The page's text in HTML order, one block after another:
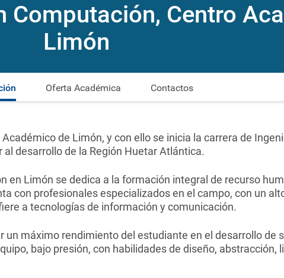
Computación, Centro
Limón
Oferta Académica Contactos
de Limón, y con ello se inicia la carrera de
desarrollo de la Región Huetar Atlántica.
en Limón se dedica a la formación integral de recurso
con profesionales especializados en el campo, con un
a tecnologías de información y comunicación.
un máximo rendimiento del estudiante en el desarrollo de
bajo presión, con habilidades de diseño, abstracción,